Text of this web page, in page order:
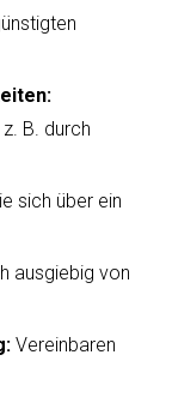
B. durch
sich über ein
ausgiebig von
Vereinbaren